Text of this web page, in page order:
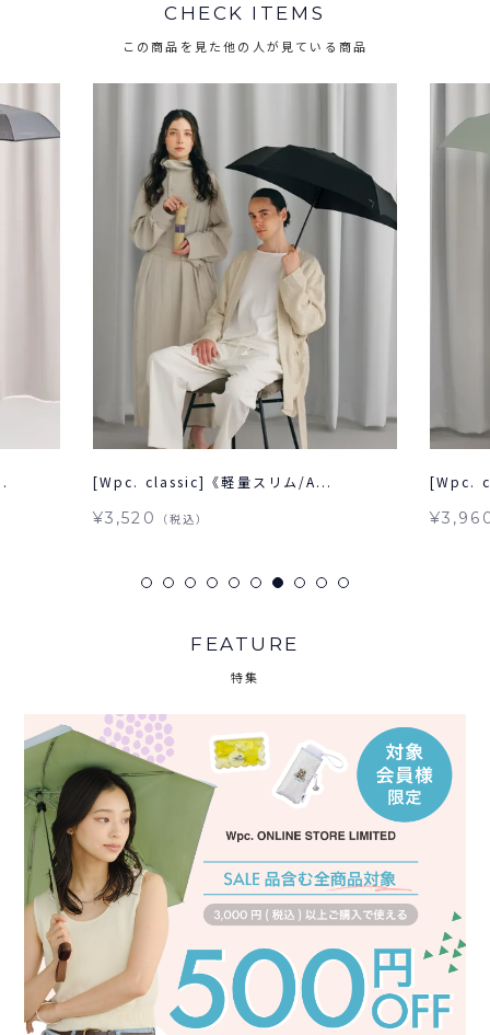
CHECK ITEMS
この商品を見た他の人が見ている商品
[Wpc. classic]《軽量スリム/A...
¥3,520 （税込）
[Wpc.
FEATURE
特集